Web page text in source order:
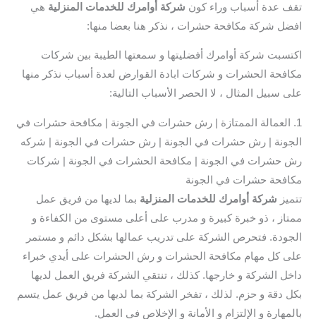
تقف عدة أسباب وراء كون شركة أوامرك للخدمات المنزلية هي
افضل شركة مكافحة حشرات ، نذكر هنا بعضا منها:
اكتسبت شركة أوامرك أفضليتها و سمعتها الطيبة بين شركات
مكافحة الحشرات و شركات ابادة القوارض لعدة أسباب نذكر منها
على سبيل المثال ، لا الحصر الأسباب التالية:
1. العمالة الممتازة | رش حشرات في الجونة | مكافحة حشرات في
الجونة | رش حشرات في الجونة | رش حشرات في الجونة | شركه
رش حشرات في الجونة | مكافحة الحشرات في الجونة | شركات
مكافحة حشرات في الجونة
تتميز شركة أوامرك للخدمات المنزلية بما لديها من فريق عمل
ممتاز ، ذو خبرة كبيرة و مدرب على أعلى مستوى من الكفاءة و
الجودة. فتحرص الشركة على تدريب عمالها بشكل دائم و مستمر
على كل مهام مكافحة الحشرات و رش الحشرات على أيدي خبراء
داخل الشركة و خارجها. كذلك ، تنتقي الشركة فريق العمل لديها
بكل دقة و حزم. لذلك ، تفخر الشركة بما لديها من فريق عمل يتسم
بالمهارة و الإلتزام و الأمانة و الإخلاص في العمل.